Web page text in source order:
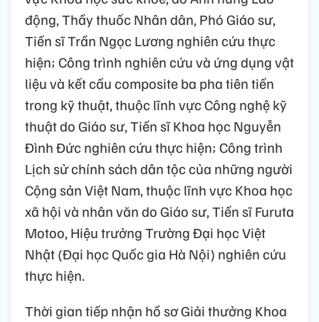
động, Thầy thuốc Nhân dân, Phó Giáo sư,
Tiến sĩ Trần Ngọc Lương nghiên cứu thực
hiện; Công trình nghiên cứu và ứng dụng vật
liệu và kết cấu composite ba pha tiên tiến
trong kỹ thuật, thuộc lĩnh vực Công nghệ kỹ
thuật do Giáo sư, Tiến sĩ Khoa học Nguyễn
Đình Đức nghiên cứu thực hiện; Công trình
Lịch sử chính sách dân tộc của những người
Cộng sản Việt Nam, thuộc lĩnh vực Khoa học
xã hội và nhân văn do Giáo sư, Tiến sĩ Furuta
Motoo, Hiệu trưởng Trường Đại học Việt
Nhật (Đại học Quốc gia Hà Nội) nghiên cứu
thực hiện.
Thời gian tiếp nhận hồ sơ Giải thưởng Khoa